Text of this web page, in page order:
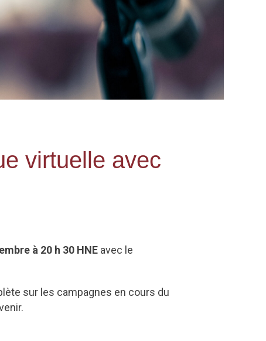
virtuelle avec
à 20 h 30 HNE avec le
sur les campagnes en cours du